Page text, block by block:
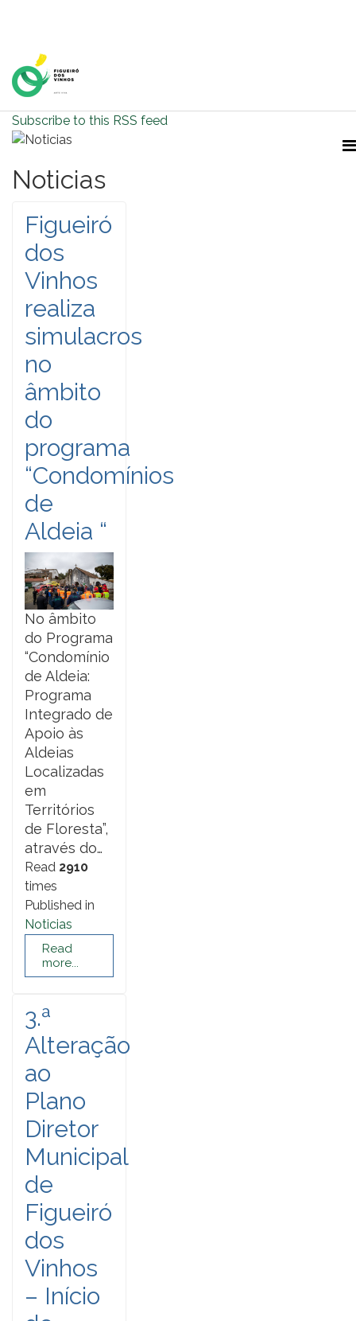
Subscribe to this RSS feed
Noticias
Figueiró
dos
Vinhos
realiza
simulacros
no
âmbito
do
programa
“Condomínios
de
Aldeia “
No âmbito
do Programa
“Condomínio
de Aldeia:
Programa
Integrado de
Apoio às
Aldeias
Localizadas
em
Territórios
de Floresta”,
através do…
Read 2910
times
Published in
Noticias
Read
more...
3.ª
Alteração
ao
Plano
Diretor
Municipal
de
Figueiró
dos
Vinhos
– Início